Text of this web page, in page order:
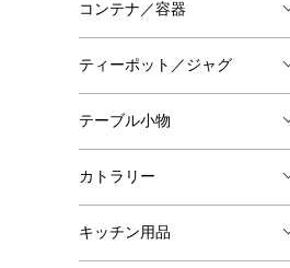
コンテナ／容器
ティーポット／ジャグ
テーブル小物
カトラリー
キッチン用品